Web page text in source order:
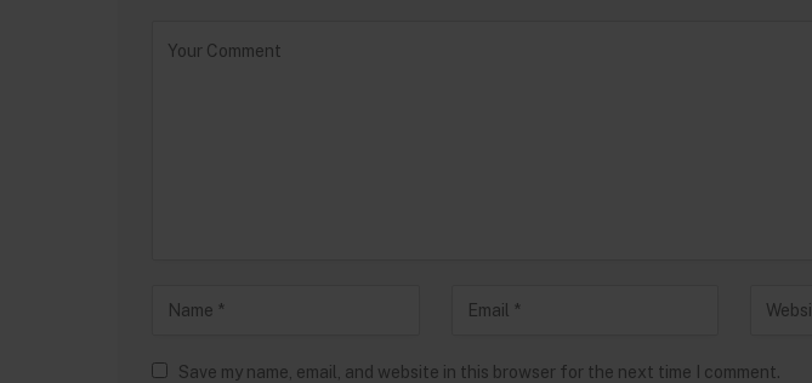
Save my name, email, and website in this browser for the next time I comment.